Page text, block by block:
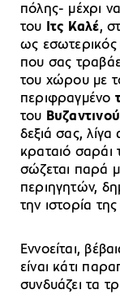
πόλης- μέχρι
του Ιτς Καλέ,
ως
που σας
του χώρου με
περιφραγμένο
του
δεξιά σας,
κραταιό
σώζεται παρά
περιηγητών,
την ιστορία
Εννοείται,
είναι κάτι
συνδυάζει τα